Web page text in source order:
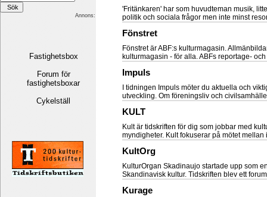
'Fritänkaren' har som huvudteman musik,
politik och sociala frågor men inte minst
Fönstret
Fönstret är ABF:s kulturmagasin.
kulturmagasin - för alla. ABFs reportage-
Impuls
I tidningen Impuls möter du aktuella och
utveckling. Om föreningsliv och
KULT
Kult är tidskriften för dig som jobbar med
myndigheter. Kult fokuserar på mötet
KultOrg
KulturOrgan Skadinaujo startade upp som
Skandinavisk kultur. Tidskriften blev ett
Kurage
Annons:
Fastighetsbox
Forum för
fastighetsboxar
Cykelställ